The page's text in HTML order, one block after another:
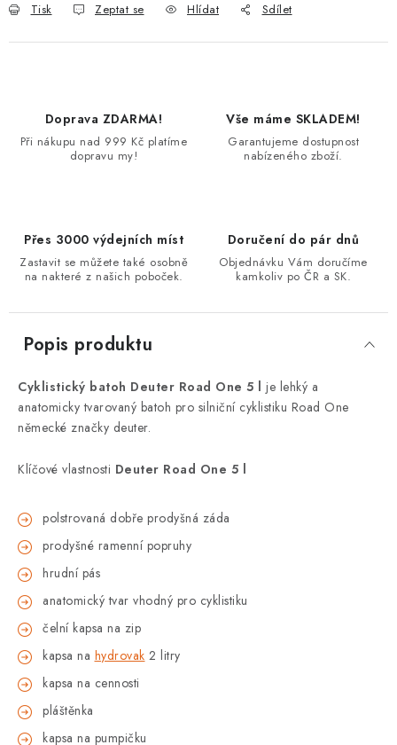
Tisk Zeptat se Hlídat Sdílet
Doprava ZDARMA!
Při nákupu nad 999 Kč platíme
dopravu my!
Vše máme SKLADEM!
Garantujeme dostupnost
nabízeného zboží.
Přes 3000 výdejních míst
Zastavit se můžete také osobně
na nakteré z našich poboček.
Doručení do pár dnů
Objednávku Vám doručíme
kamkoliv po ČR a SK.
Popis produktu
Cyklistický batoh Deuter Road One 5 l je lehký a
anatomicky tvarovaný batoh pro silniční cyklistiku Road One
německé značky deuter.
Klíčové vlastnosti Deuter Road One 5 l
polstrovaná dobře prodyšná záda
prodyšné ramenní popruhy
hrudní pás
anatomický tvar vhodný pro cyklistiku
čelní kapsa na zip
kapsa na hydrovak 2 litry
kapsa na cennosti
pláštěnka
kapsa na pumpičku